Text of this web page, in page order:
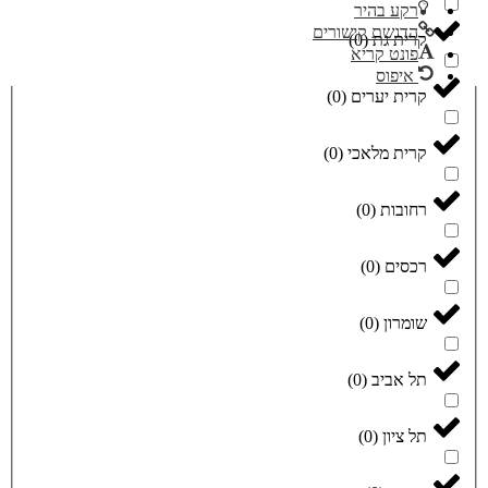
קרית גת(
0
)
קרית יערים (
0
)
קרית מלאכי (
0
)
רחובות (
0
)
רכסים (
0
)
שומרון (
0
)
תל אביב (
0
)
תל ציון (
0
)
רקע בהיר
הדגשת קישורים
פונט קריא
איפוס